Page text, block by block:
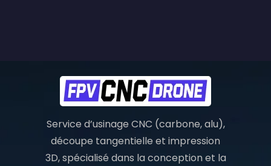
Service d’usinage CNC (carbone, alu),
découpe tangentielle et impression
3D, spécialisé dans la conception et la